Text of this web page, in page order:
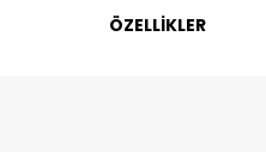
ÖZELLİKLER